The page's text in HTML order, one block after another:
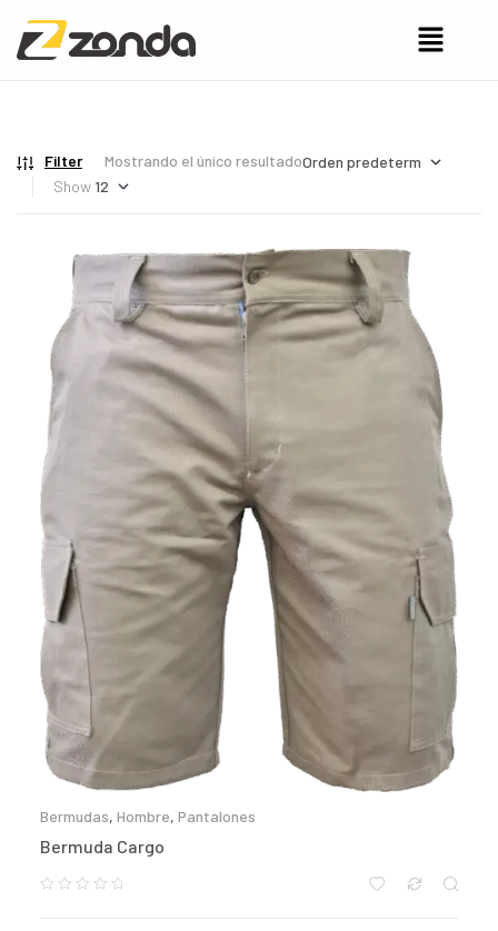
Filter
Mostrando el único resultado
Show
Bermudas, Hombre, Pantalones
Bermuda Cargo